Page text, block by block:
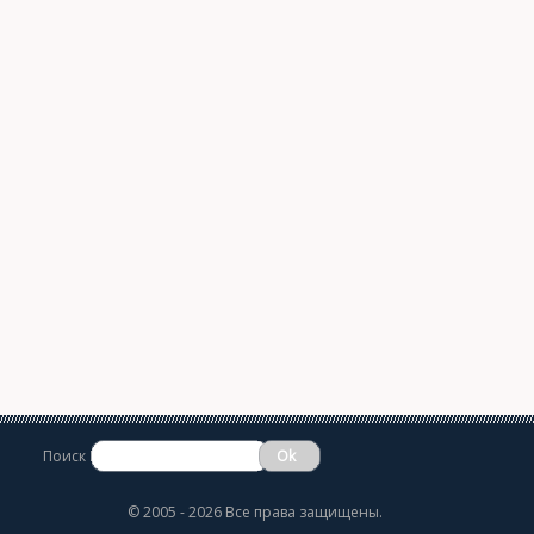
Поиск
©2005 - 2026 Все права защищены.